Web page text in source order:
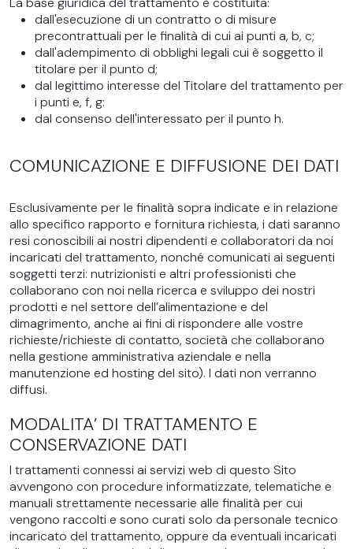
dall'esecuzione di un contratto o di misure
precontrattuali per le finalità di cui ai punti a, b, c;
dall'adempimento di obblighi legali cui è soggetto il
titolare per il punto d;
dal legittimo interesse del Titolare del trattamento per
i punti e, f, g:
dal consenso dell'interessato per il punto h.
COMUNICAZIONE E DIFFUSIONE DEI DATI
Esclusivamente per le finalità sopra indicate e in relazione
allo specifico rapporto e fornitura richiesta, i dati saranno
resi conoscibili ai nostri dipendenti e collaboratori da noi
incaricati del trattamento, nonché comunicati ai seguenti
soggetti terzi: nutrizionisti e altri professionisti che
collaborano con noi nella ricerca e sviluppo dei nostri
prodotti e nel settore dell’alimentazione e del
dimagrimento, anche ai fini di rispondere alle vostre
richieste/richieste di contatto, società che collaborano
nella gestione amministrativa aziendale e nella
manutenzione ed hosting del sito). I dati non verranno
diffusi.
MODALITA’ DI TRATTAMENTO E
CONSERVAZIONE DATI
I trattamenti connessi ai servizi web di questo Sito
avvengono con procedure informatizzate, telematiche e
manuali strettamente necessarie alle finalità per cui
vengono raccolti e sono curati solo da personale tecnico
incaricato del trattamento, oppure da eventuali incaricati